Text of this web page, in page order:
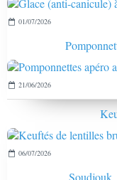
01/07/2026
21/06/2026
06/07/2026
Soudjouk,